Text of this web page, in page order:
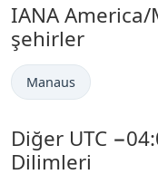
IANA
şehirler
Manaus
Diğer UTC
Dilimleri